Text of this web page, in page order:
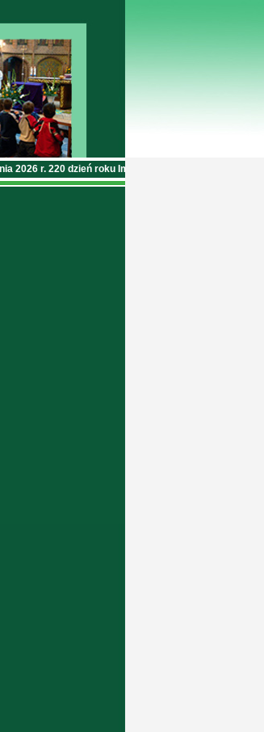
r. 220 dzień roku Imieniny: Izy, Rajmunda, Seweryna